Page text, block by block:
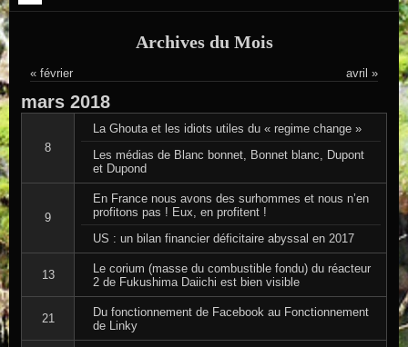
Archives du Mois
« février avril »
mars 2018
8
La Ghouta et les idiots utiles du « regime change »
Les médias de Blanc bonnet, Bonnet blanc, Dupont
et Dupond
9
En France nous avons des surhommes et nous n’en
profitons pas ! Eux, en profitent !
US : un bilan financier déficitaire abyssal en 2017
13
Le corium (masse du combustible fondu) du réacteur
2 de Fukushima Daiichi est bien visible
21
Du fonctionnement de Facebook au Fonctionnement
de Linky